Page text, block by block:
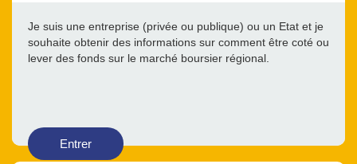
Je suis une entreprise (privée ou publique) ou un Etat et je
souhaite obtenir des informations sur comment être coté ou
lever des fonds sur le marché boursier régional.
Entrer